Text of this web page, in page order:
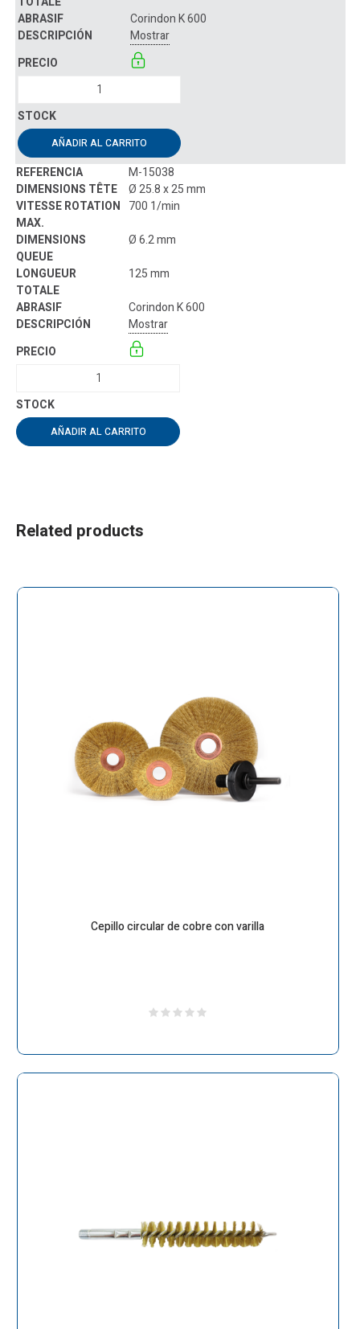
Corindon K 600
Mostrar
AÑADIR AL CARRITO
M-15038
Ø 25.8 x 25 mm
700 1/min
Ø 6.2 mm
125 mm
Corindon K 600
Mostrar
AÑADIR AL CARRITO
Related products
Cepillo circular de cobre con varilla